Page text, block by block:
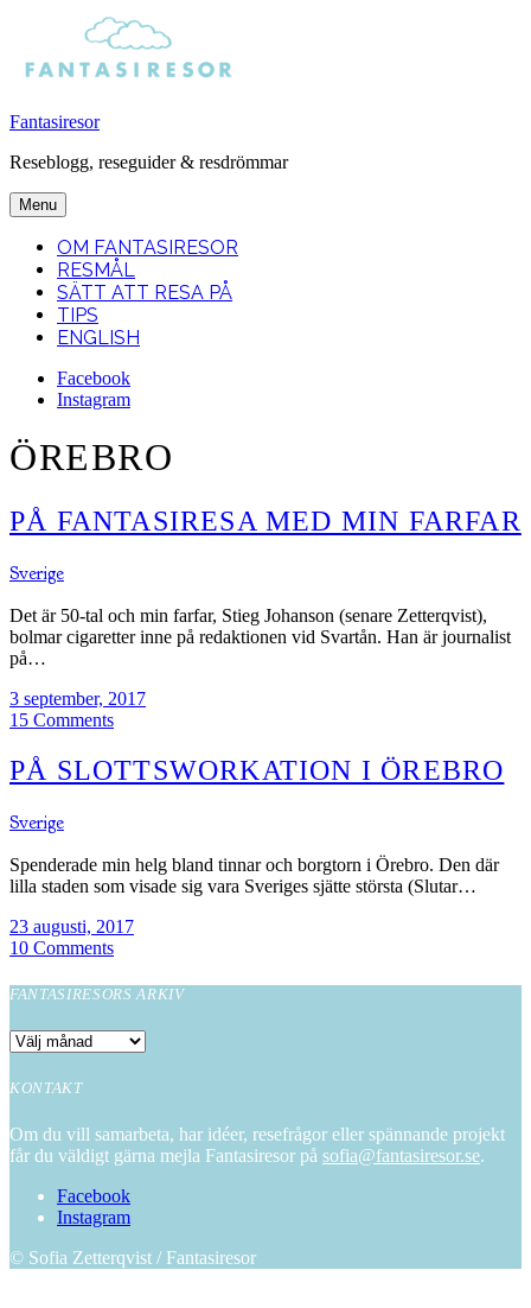
Fantasiresor
Reseblogg, reseguider & resdrömmar
Menu
OM FANTASIRESOR
RESMÅL
SÄTT ATT RESA PÅ
TIPS
ENGLISH
Facebook
Instagram
Search
ÖREBRO
PÅ FANTASIRESA MED MIN FARFAR
Sverige
Det är 50-tal och min farfar, Stieg Johanson (senare Zetterqvist),
bolmar cigaretter inne på redaktionen vid Svartån. Han är journalist
på…
3 september, 2017
15 Comments
PÅ SLOTTSWORKATION I ÖREBRO
Sverige
Spenderade min helg bland tinnar och borgtorn i Örebro. Den där
lilla staden som visade sig vara Sveriges sjätte största (Slutar…
23 augusti, 2017
10 Comments
FANTASIRESORS ARKIV
Fantasiresors
KONTAKT
Om du vill samarbeta, har idéer, resefrågor eller spännande projekt
får du väldigt gärna mejla Fantasiresor på sofia@fantasiresor.se.
Facebook
Instagram
© Sofia Zetterqvist / Fantasiresor